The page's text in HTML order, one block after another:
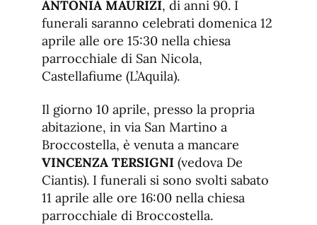
ANTONIA MAURIZI, di anni 90. I
funerali saranno celebrati domenica 12
aprile alle ore 15:30 nella chiesa
parrocchiale di San Nicola,
Castellafiume (L’Aquila).
Il giorno 10 aprile, presso la propria
abitazione, in via San Martino a
Broccostella, è venuta a mancare
VINCENZA TERSIGNI (vedova De
Ciantis). I funerali si sono svolti sabato
11 aprile alle ore 16:00 nella chiesa
parrocchiale di Broccostella.